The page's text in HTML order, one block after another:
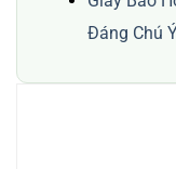
Đáng Chú